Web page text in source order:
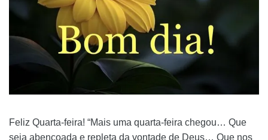
Feliz Quarta-feira! “Mais uma quarta-feira chegou… Que
seja abençoada e repleta da vontade de Deus… Que nos